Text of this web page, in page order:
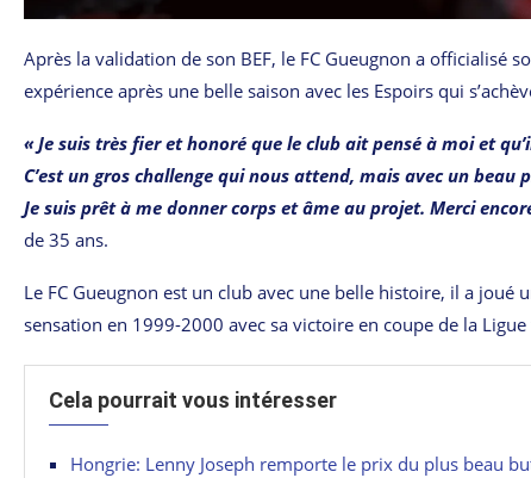
Après la validation de son BEF, le FC Gueugnon a officialisé
expérience après une belle saison avec les Espoirs qui
« Je suis très fier et honoré que le club ait pensé à moi et
C’est un gros challenge qui nous attend, mais avec un beau
Je suis prêt à me donner corps et âme au projet. Merci
de 35 ans.
Le FC Gueugnon est un club avec une belle histoire, il a
sensation en 1999-2000 avec sa victoire en coupe de la
Cela pourrait vous intéresser
Hongrie: Lenny Joseph remporte le prix du plus beau